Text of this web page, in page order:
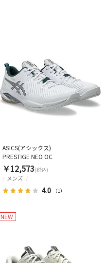
メンズ
4.0 （1）
ASICS(アシックス)
PRESTIGE NEO OC
￥12,573(税込)
NEW